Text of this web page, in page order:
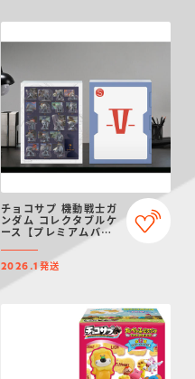
チョコサプ 機動戦士ガ
ンダム コレクタブルケ
ース【プレミアムバン
2026.1 発送